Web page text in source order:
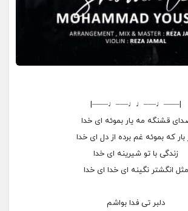
|——♩—–♩♩—–♩——|
قشنگه مه یار بموئه ای خدا
بار که بموئه غم برده از دل ای خدا
زندگی با تو شیرینه ای خدا
مثل انگشتر نگینه ای خدا ای خدا
دلبر تی فدا بواشم